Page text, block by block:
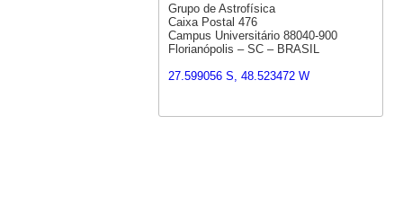
Grupo de Astrofísica
Caixa Postal 476
Campus Universitário 88040-900
Florianópolis – SC – BRASIL
27.599056 S, 48.523472 W